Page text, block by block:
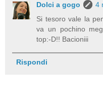
Dolci a gogo
4
Si tesoro vale la
va un pochino
top:-D!! Bacioniii
Rispondi